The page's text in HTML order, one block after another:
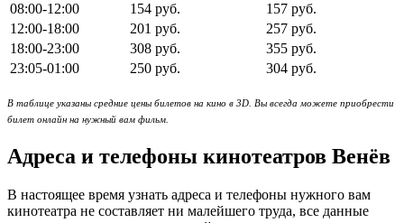
08:00-12:00
154 руб.
157 руб.
12:00-18:00
201 руб.
257 руб.
18:00-23:00
308 руб.
355 руб.
23:05-01:00
250 руб. 304 руб.
В таблице указаны средние цены билетов на кино в 3D. Вы всегда можете приобрести
билет онлайн на нужный вам фильм.
Адреса и телефоны кинотеатров Венёв
В настоящее время узнать адреса и телефоны нужного вам
кинотеатра не составляет ни малейшего труда, все данные